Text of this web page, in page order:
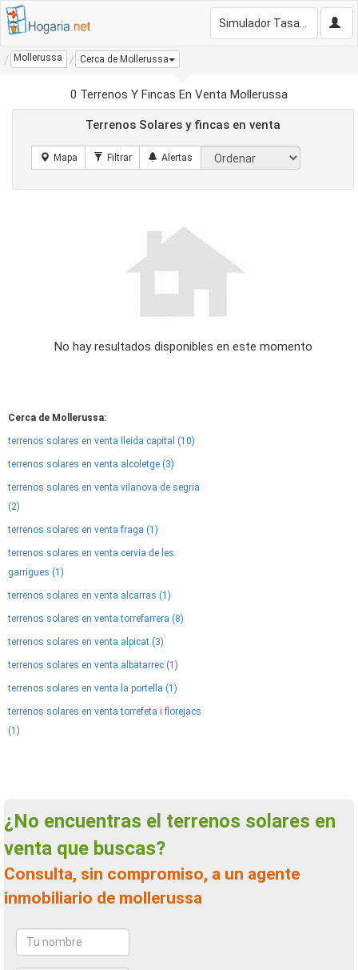
Mollerussa Cerca de Mollerussa
0 Terrenos Y Fincas En Venta Mollerussa
Terrenos Solares y fincas en venta
No hay resultados disponibles en este momento
Cerca de Mollerussa:
terrenos solares en venta lleida capital (10)
terrenos solares en venta alcoletge (3)
terrenos solares en venta vilanova de segria
(2)
terrenos solares en venta fraga (1)
terrenos solares en venta cervia de les
garrigues (1)
terrenos solares en venta alcarras (1)
terrenos solares en venta torrefarrera (8)
terrenos solares en venta alpicat (3)
terrenos solares en venta albatarrec (1)
terrenos solares en venta la portella (1)
terrenos solares en venta torrefeta i florejacs
(1)
¿No encuentras el terrenos solares en
venta que buscas?
Consulta, sin compromiso, a un agente
inmobiliario de mollerussa